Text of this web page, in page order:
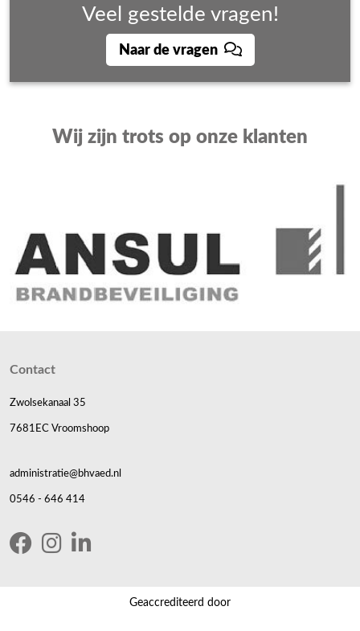
Veel gestelde vragen!
Naar de vragen
Wij zijn trots op onze klanten
Contact
Zwolsekanaal 35
7681EC Vroomshoop
administratie@bhvaed.nl
0546 - 646 414
Geaccrediteerd door